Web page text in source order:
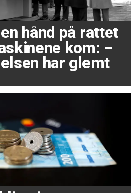
hånd på rattet
kom: –
har glemt